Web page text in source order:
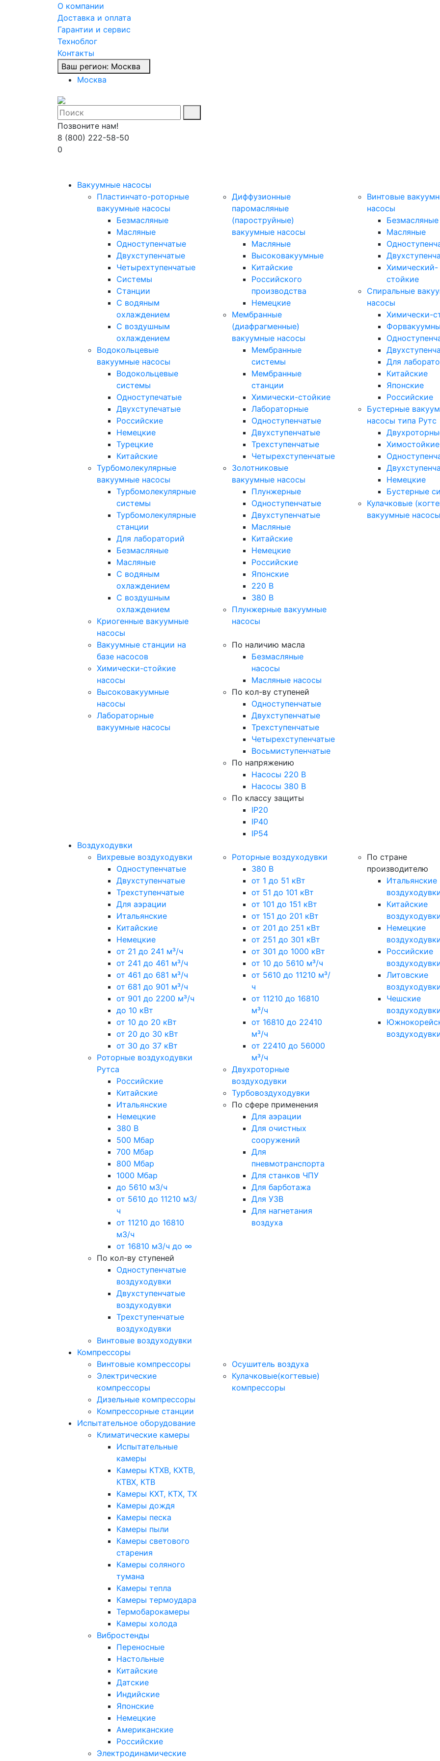
О компании
Доставка и оплата
Гарантии и сервис
Техноблог
Контакты
Ваш регион: Москва
Москва
Позвоните нам!
8 (800) 222-58-50
0
Вакуумные насосы
Пластинчато-роторные
вакуумные насосы
Безмасляные
Масляные
Одноступенчатые
Двухступенчатые
Четырехтупенчатые
Системы
Станции
С водяным
охлаждением
С воздушным
охлаждением
Водокольцевые
вакуумные насосы
Водокольцевые
системы
Одноступечатые
Двухступечатые
Российские
Немецкие
Турецкие
Китайские
Турбомолекулярные
вакуумные насосы
Турбомолекулярные
системы
Турбомолекулярные
станции
Для лабораторий
Безмасляные
Масляные
C водяным
охлаждением
C воздушным
охлаждением
Криогенные вакуумные
насосы
Диффузионные
паромасляные
(пароструйные)
вакуумные насосы
Масляные
Высоковакуумные
Китайские
Российского
производства
Немецкие
Мембранные
(диафрагменные)
вакуумные насосы
Мембранные
системы
Мембранные
станции
Химически-стойкие
Лабораторные
Одноступенчатые
Двухступенчатые
Трехступенчатые
Четырехступенчатые
Золотниковые
вакуумные насосы
Плунжерные
Одноступенчатые
Двухступенчатые
Масляные
Китайские
Немецкие
Российские
Японские
220 В
380 В
Плунжерные вакуумные
насосы
Винтовые
насосы
Безмасляные
Масляные
Химический-
стойкие
Спиральные
насосы
Химически-
Для
Китайские
Японские
Российские
Бустерные
насосы типа Рутс
Химостойкие
Немецкие
Бустерные
Кулачковые
вакуумные насосы
Вакуумные станции на
базе насосов
Химически-стойкие
насосы
Высоковакуумные
насосы
Лабораторные
вакуумные насосы
По наличию масла
Безмасляные
насосы
Масляные насосы
По кол-ву ступеней
Одноступенчатые
Двухступенчатые
Трехступенчатые
Четырехступенчатые
Восьмиступенчатые
По напряжению
Насосы 220 В
Насосы 380 В
По классу защиты
IP20
IP40
IP54
Воздуходувки
Вихревые воздуходувки
Одноступенчатые
Двухступенчатые
Трехступенчатые
Для аэрации
Итальянские
Китайские
Немецкие
от 21 до 241 м³/ч
от 241 до 461 м³/ч
от 461 до 681 м³/ч
от 681 до 901 м³/ч
от 901 до 2200 м³/ч
до 10 кВт
от 10 до 20 кВт
от 20 до 30 кВт
от 30 до 37 кВт
Роторные воздуходувки
Рутса
Российские
Китайские
Итальянские
Немецкие
380 В
500 Мбар
700 Мбар
800 Мбар
1000 Мбар
до 5610 м3/ч
от 5610 до 11210 м3/
ч
от 11210 до 16810
м3/ч
от 16810 м3/ч до ∞
По кол-ву ступеней
Одноступенчатые
воздуходувки
Двухступенчатые
воздуходувки
Трехступенчатые
воздуходувки
Винтовые воздуходувки
Роторные воздуходувки
380 В
от 1 до 51 кВт
от 51 до 101 кВт
от 101 до 151 кВт
от 151 до 201 кВт
от 201 до 251 кВт
от 251 до 301 кВт
от 301 до 1000 кВт
от 10 до 5610 м³/ч
от 5610 до 11210 м³/
ч
от 11210 до 16810
м³/ч
от 16810 до 22410
м³/ч
от 22410 до 56000
м³/ч
Двухроторные
воздуходувки
Турбовоздуходувки
По сфере применения
Для аэрации
Для очистных
сооружений
Для
пневмотранспорта
Для станков ЧПУ
Для барботажа
Для УЗВ
Для нагнетания
воздуха
По стране
производителю
Итальянские
Китайские
Немецкие
Российские
Литовские
Чешские
Компрессоры
Винтовые компрессоры
Электрические
компрессоры
Дизельные компрессоры
Компрессорные станции
Осушитель воздуха
Кулачковые(когтевые)
компрессоры
Испытательное оборудование
Климатические камеры
Испытательные
камеры
Камеры КТХВ, КХТВ,
КТВХ, КТВ
Камеры КХТ, КТХ, ТХ
Камеры дождя
Камеры песка
Камеры пыли
Камеры светового
старения
Камеры соляного
тумана
Камеры тепла
Камеры термоудара
Термобарокамеры
Камеры холода
Вибростенды
Переносные
Настольные
Китайские
Датские
Индийские
Японские
Немецкие
Американские
Российские
Электродинамические